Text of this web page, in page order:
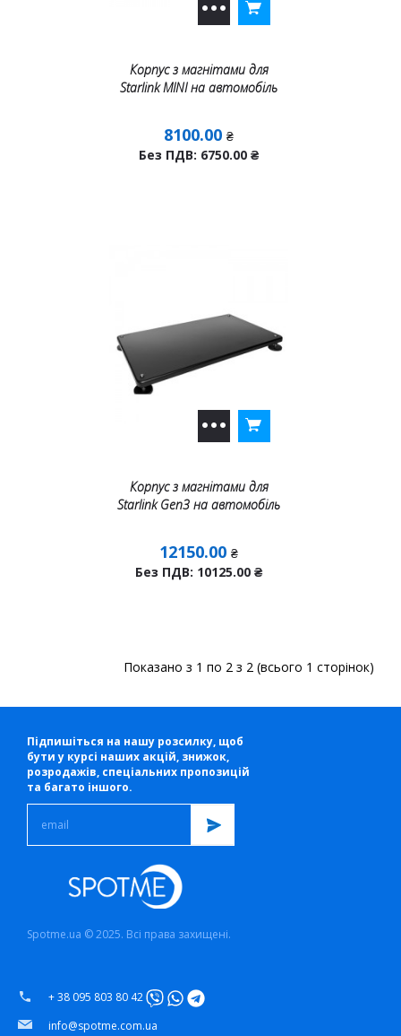
Корпус з магнітами для
Starlink MINI на автомобіль
8100.00 ₴
Без ПДВ: 6750.00 ₴
Корпус з магнітами для
Starlink Gen3 на автомобіль
12150.00 ₴
Без ПДВ: 10125.00 ₴
Показано з 1 по 2 з 2 (всього 1 сторінок)
Підпишіться на нашу розсилку, щоб
бути у курсі наших акцій, знижок,
розродажів, спеціальних пропозицій
та багато іншого.
Spotme.ua © 2025. Всі права захищені.
+ 38 095 803 80 42
info@spotme.com.ua